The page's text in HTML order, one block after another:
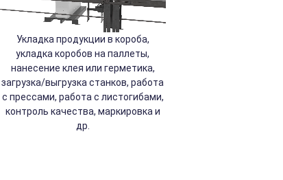
Укладка продукции в короба,
укладка коробов на паллеты,
нанесение клея или герметика,
загрузка/выгрузка станков, работа
с прессами, работа с листогибами,
контроль качества, маркировка и
др.